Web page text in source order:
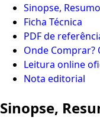
Sinopse,
Ficha Técnica
PDF de
Onde Comprar?
Leitura online
Nota editorial
Sinopse,